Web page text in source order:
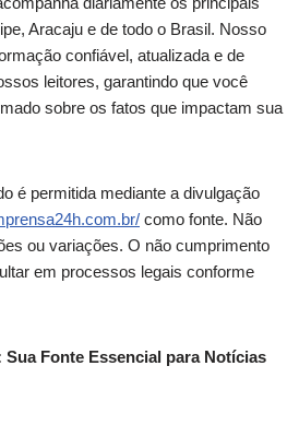
Aracaju e de todo o Brasil. Nosso
confiável, atualizada e de
leitores, garantindo que você
sobre os fatos que impactam sua
é permitida mediante a divulgação
como fonte. Não
ou variações. O não cumprimento
em processos legais conforme
Fonte Essencial para Notícias